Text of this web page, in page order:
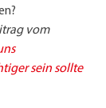
vom
sein sollte